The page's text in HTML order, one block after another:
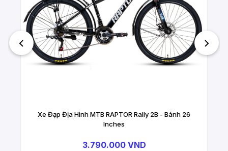
Xe Đạp Địa Hình MTB RAPTOR Rally 2B - Bánh 26
Inches
3.790.000 VND